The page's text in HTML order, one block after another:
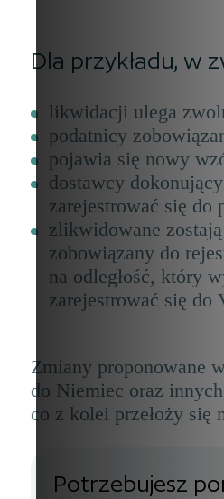
Dla przykładu, w
likwidacji ulega
podatnicy
pojawia się nowy
dostawcy
zarejestrować się do
zlikwidowane
zobowiązany do
na odległość, który
zarejestrować się do
Zmiany proponowane
do Niemiec oraz
co z kolei przełoży się
Potrzebujesz